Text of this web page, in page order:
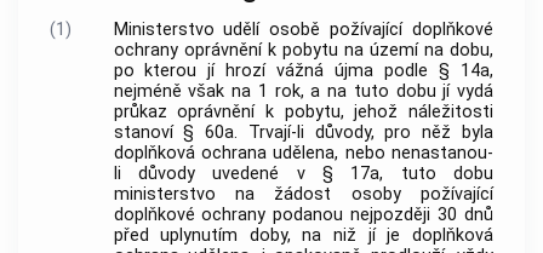
(1)
Ministerstvo udělí osobě požívající doplňkové
ochrany oprávnění k pobytu na území na dobu,
po kterou jí hrozí vážná újma podle § 14a,
nejméně však na 1 rok, a na tuto dobu jí vydá
průkaz oprávnění k pobytu, jehož náležitosti
stanoví § 60a. Trvají-li důvody, pro něž byla
doplňková ochrana udělena, nebo nenastanou-
li důvody uvedené v § 17a, tuto dobu
ministerstvo na žádost osoby požívající
doplňkové ochrany podanou nejpozději 30 dnů
před uplynutím doby, na niž jí je doplňková